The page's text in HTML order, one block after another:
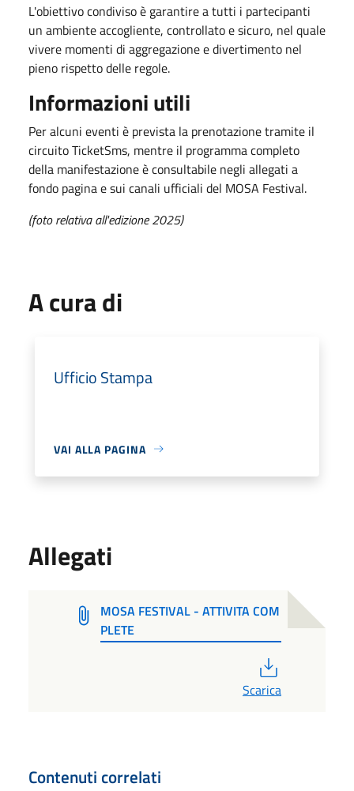
L'obiettivo condiviso è garantire a tutti i partecipanti
un ambiente accogliente, controllato e sicuro, nel quale
vivere momenti di aggregazione e divertimento nel
pieno rispetto delle regole.
Informazioni utili
Per alcuni eventi è prevista la prenotazione tramite il
circuito TicketSms, mentre il programma completo
della manifestazione è consultabile negli allegati a
fondo pagina e sui canali ufficiali del MOSA Festival.
(foto relativa all'edizione 2025)
A cura di
Ufficio Stampa
VAI ALLA PAGINA
Allegati
MOSA FESTIVAL - ATTIVITA COM
PLETE
Scarica
Contenuti correlati